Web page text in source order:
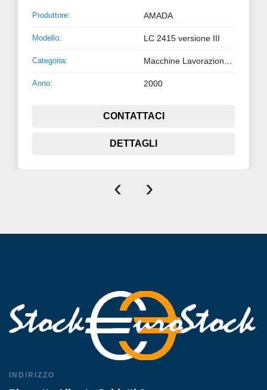
Produttore: AMADA
Modello: LC 2415 versione III
Categoria:
Anno: 2000
CONTATTACI
DETTAGLI
‹ ›
INDIRIZZO